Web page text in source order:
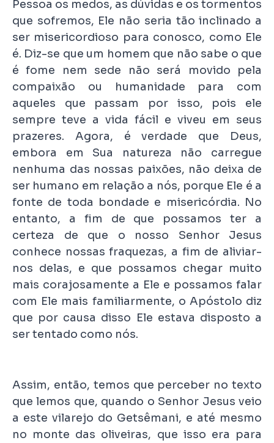
Pessoa os medos, as dúvidas e os tormentos
que sofremos, Ele não seria tão inclinado a
ser misericordioso para conosco, como Ele
é. Diz-se que um homem que não sabe o que
é fome nem sede não será movido pela
compaixão ou humanidade para com
aqueles que passam por isso, pois ele
sempre teve a vida fácil e viveu em seus
prazeres. Agora, é verdade que Deus,
embora em Sua natureza não carregue
nenhuma das nossas paixões, não deixa de
ser humano em relação a nós, porque Ele é a
fonte de toda bondade e misericórdia. No
entanto, a fim de que possamos ter a
certeza de que o nosso Senhor Jesus
conhece nossas fraquezas, a fim de aliviar-
nos delas, e que possamos chegar muito
mais corajosamente a Ele e possamos falar
com Ele mais familiarmente, o Apóstolo diz
que por causa disso Ele estava disposto a
ser tentado como nós.
Assim, então, temos que perceber no texto
que lemos que, quando o Senhor Jesus veio
a este vilarejo do Getsêmani, e até mesmo
no monte das oliveiras, que isso era para